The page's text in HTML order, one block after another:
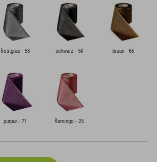
frostgrau - 58 schwarz - 59 braun - 66
purpur - 71 flamingo - 25